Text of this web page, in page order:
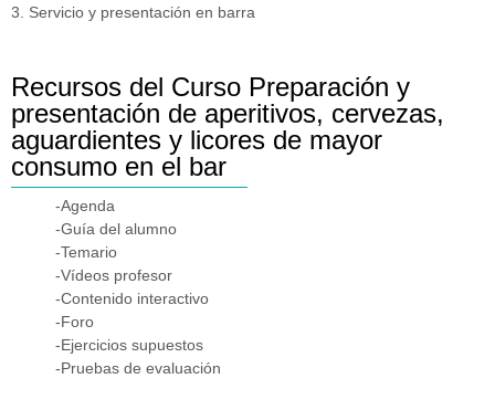
3. Servicio y presentación en barra
Recursos del Curso Preparación y
presentación de aperitivos, cervezas,
aguardientes y licores de mayor
consumo en el bar
-Agenda
-Guía del alumno
-Temario
-Vídeos profesor
-Contenido interactivo
-Foro
-Ejercicios supuestos
-Pruebas de evaluación